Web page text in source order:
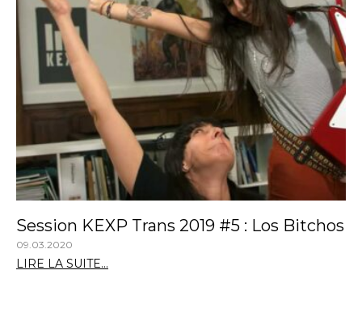
Session KEXP Trans 2019 #5 : Los Bitchos
09.03.2020
LIRE LA SUITE...